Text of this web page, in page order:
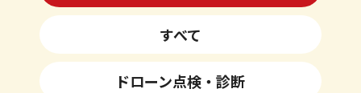
すべて
ドローン点検・診断